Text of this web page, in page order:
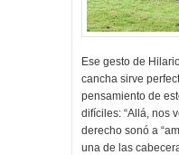
Ese gesto de
cancha sirve
pensamiento de
difíciles: “Allá, nos
derecho sonó a
una de las